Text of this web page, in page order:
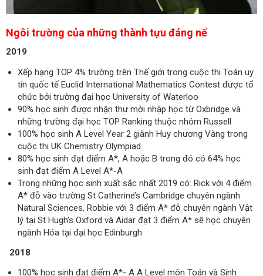
Ngôi trường của những thành tựu đáng nể
2019
Xếp hạng TOP 4% trường trên Thế giới trong cuộc thi Toán uy
tín quốc tế Euclid International Mathematics Contest được tổ
chức bởi trường đại học University of Waterloo
90% học sinh được nhận thư mời nhập học từ Oxbridge và
những trường đại học TOP Ranking thuộc nhóm Russell
100% học sinh A Level Year 2 giành Huy chương Vàng trong
cuộc thi UK Chemistry Olympiad
80% học sinh đạt điểm A*, A hoặc B trong đó có 64% học
sinh đạt điểm A Level A*-A
Trong những học sinh xuất sắc nhất 2019 có: Rick với 4 điểm
A* đỗ vào trường St Catherine’s Cambridge chuyên ngành
Natural Sciences, Robbie với 3 điểm A* đỗ chuyên ngành Vật
lý tại St Hugh’s Oxford và Aidar đạt 3 điểm A* sẽ học chuyên
ngành Hóa tại đại học Edinburgh
2018
100% học sinh đạt điểm A*- A A Level môn Toán và Sinh